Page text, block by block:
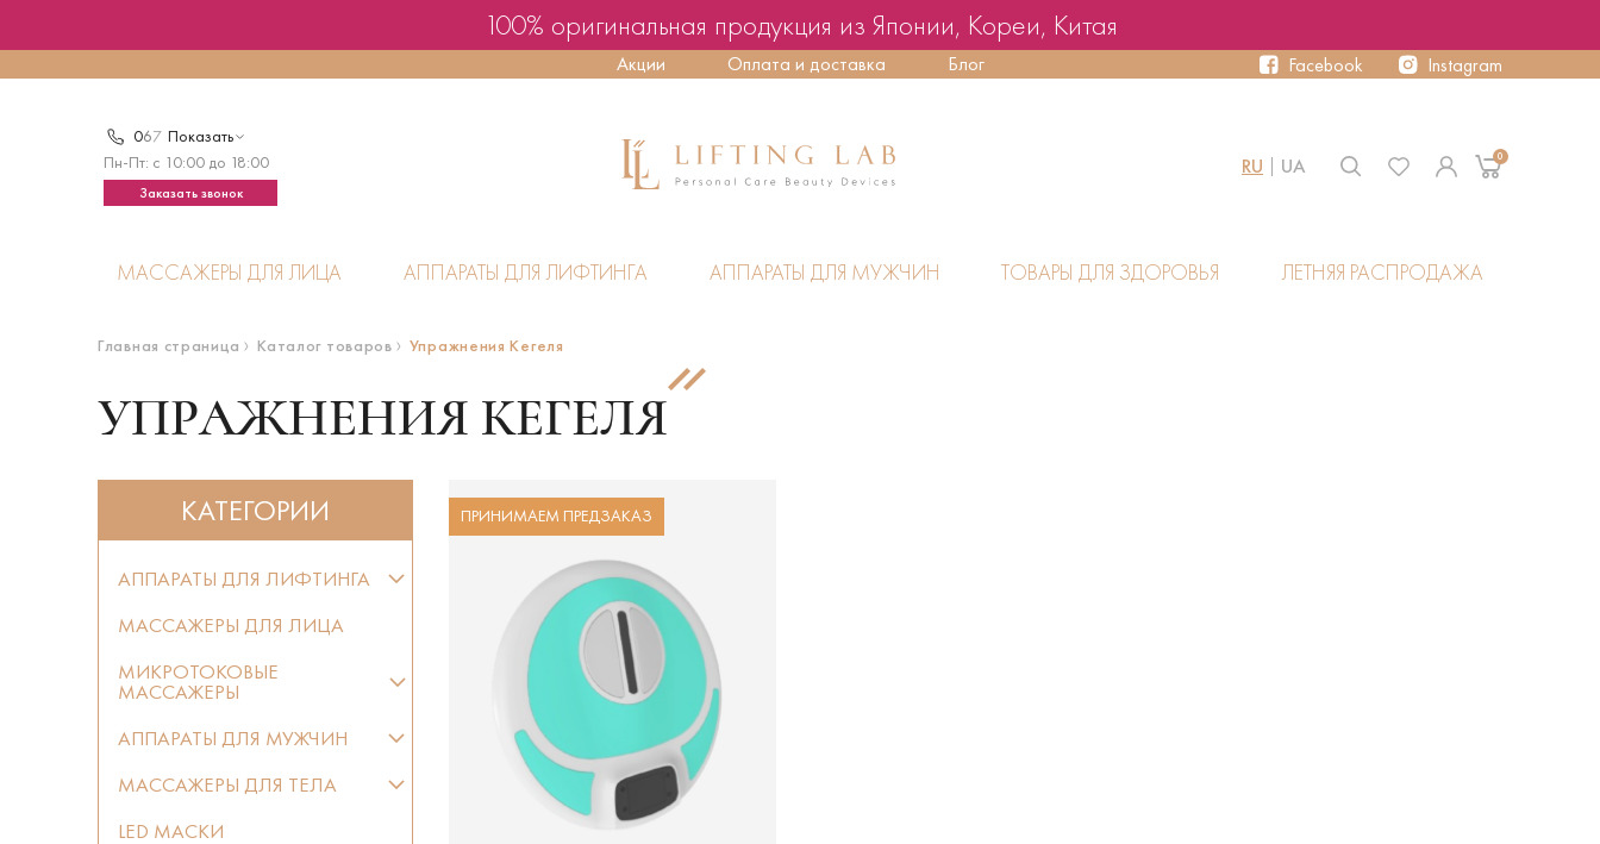
100% оригинальная продукция из Японии, Кореи, Китая
Акции Оплата и доставка Блог Facebook Instagram
067 Показать
Пн-Пт: с 10:00 до 18:00
Заказать звонок
RU UA 0
МАССАЖЕРЫ ДЛЯ ЛИЦА АППАРАТЫ ДЛЯ ЛИФТИНГА АППАРАТЫ ДЛЯ МУЖЧИН ТОВАРЫ ДЛЯ ЗДОРОВЬЯ ЛЕТНЯЯ РАСПРОДАЖА
Главная страница Каталог товаров Упражнения Кегеля
УПРАЖНЕНИЯ КЕГЕЛЯ
КАТЕГОРИИ
АППАРАТЫ ДЛЯ ЛИФТИНГА
МАССАЖЕРЫ ДЛЯ ЛИЦА
МИКРОТОКОВЫЕ
МАССАЖЕРЫ
АППАРАТЫ ДЛЯ МУЖЧИН
МАССАЖЕРЫ ДЛЯ ТЕЛА
LED МАСКИ
ПРИНИМАЕМ ПРЕДЗАКАЗ